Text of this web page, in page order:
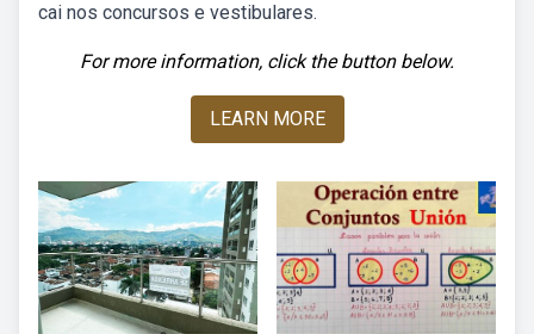
cai nos concursos e vestibulares.
For more information, click the button below.
LEARN MORE